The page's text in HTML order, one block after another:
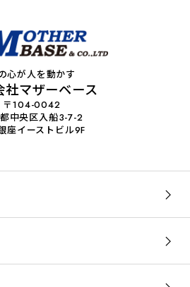
心が人を動かす
社マザーベース
〒104-0042
中央区入船3-7-2
座イーストビル9F